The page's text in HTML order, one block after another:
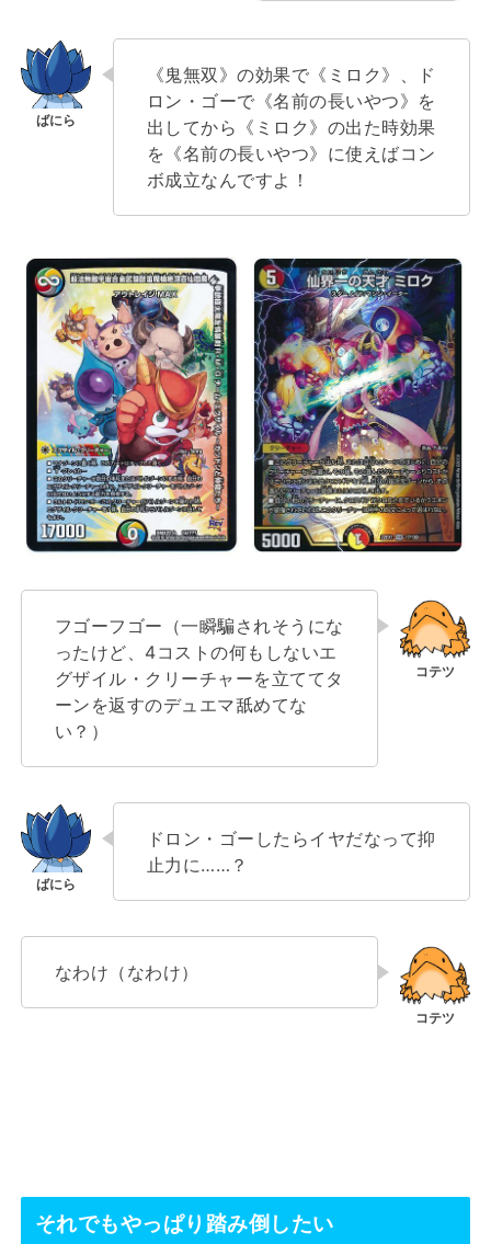
《鬼無双》の効果で《ミロク》、ド
ロン・ゴーで《名前の長いやつ》を
出してから《ミロク》の出た時効果
を《名前の長いやつ》に使えばコン
ボ成立なんですよ！
フゴーフゴー（一瞬騙されそうにな
ったけど、4コストの何もしないエ
グザイル・クリーチャーを立ててタ
ーンを返すのデュエマ舐めてな
い？）
ドロン・ゴーしたらイヤだなって抑
止力に……？
なわけ（なわけ）
それでもやっぱり踏み倒したい